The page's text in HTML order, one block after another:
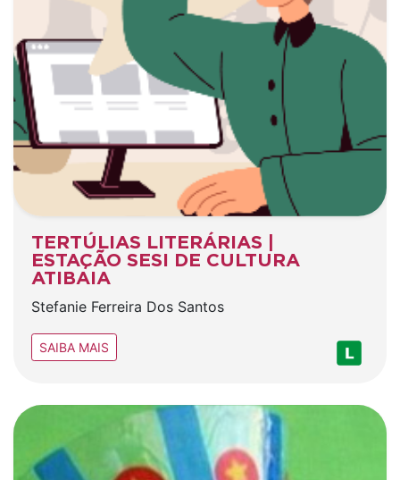
TERTÚLIAS LITERÁRIAS |
ESTAÇÃO SESI DE CULTURA
ATIBAIA
Stefanie Ferreira Dos Santos
SAIBA MAIS